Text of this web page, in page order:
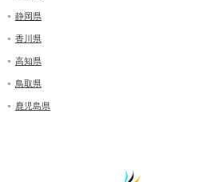
静岡県
香川県
高知県
鳥取県
鹿児島県